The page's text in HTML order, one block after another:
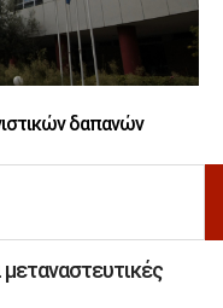
δαπανών
μεταναστευτικές